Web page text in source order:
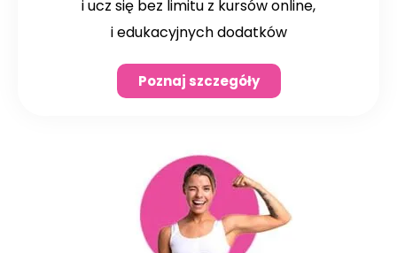
i ucz się bez limitu z kursów online,
i edukacyjnych dodatków
Poznaj szczegóły